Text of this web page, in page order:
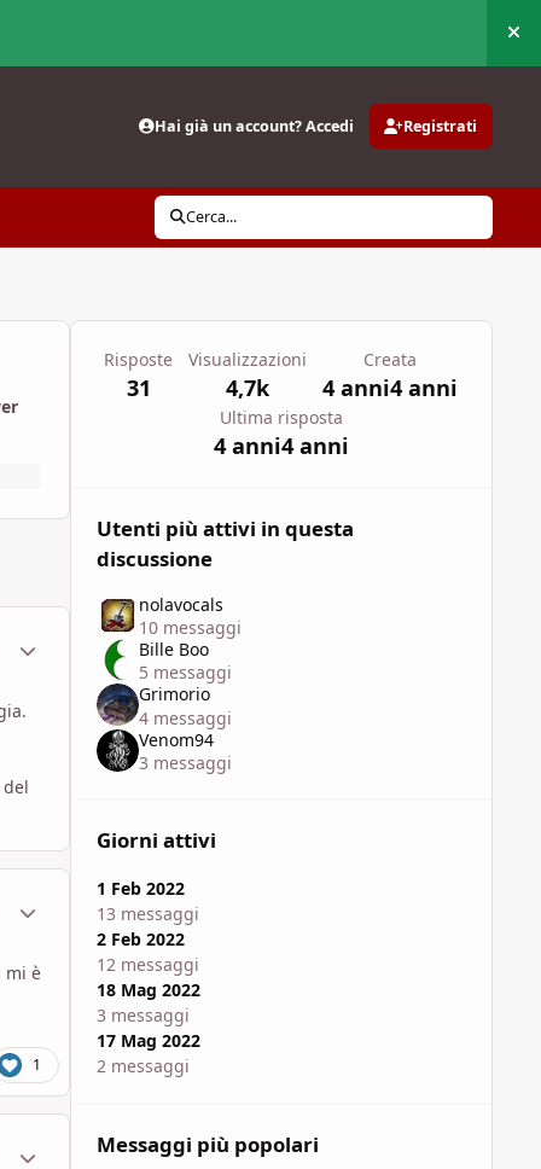
Hai già un account? Accedi Registrati
Cerca...
Statistiche Autore
Statistiche Autore
mi è
1
Statistiche Autore
Risposte
31
Visualizzazioni
4,7k
Creata
4 anni4 anni
Ultima risposta
4 anni4 anni
Utenti più attivi in questa
discussione
nolavocals
10 messaggi
Bille Boo
5 messaggi
Grimorio
4 messaggi
Venom94
3 messaggi
Giorni attivi
1 Feb 2022
13 messaggi
2 Feb 2022
12 messaggi
18 Mag 2022
3 messaggi
17 Mag 2022
2 messaggi
Messaggi più popolari